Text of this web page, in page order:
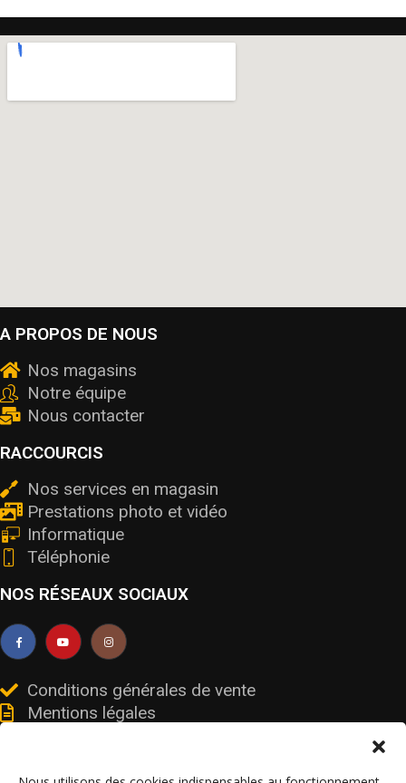
A PROPOS DE NOUS
Nos magasins
Notre équipe
Nous contacter
RACCOURCIS
Nos services en magasin
Prestations photo et vidéo
Informatique
Téléphonie
NOS RÉSEAUX SOCIAUX
Conditions générales de vente
Mentions légales